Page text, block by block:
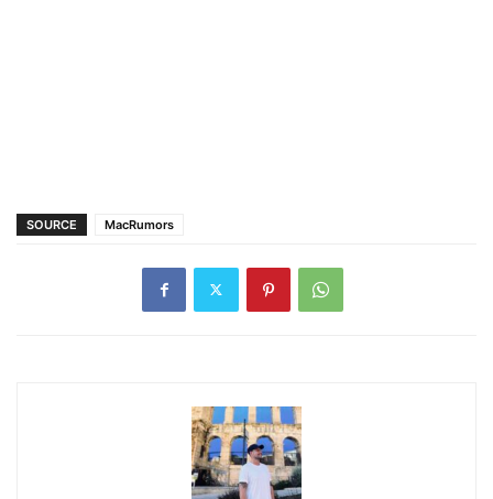
SOURCE MacRumors